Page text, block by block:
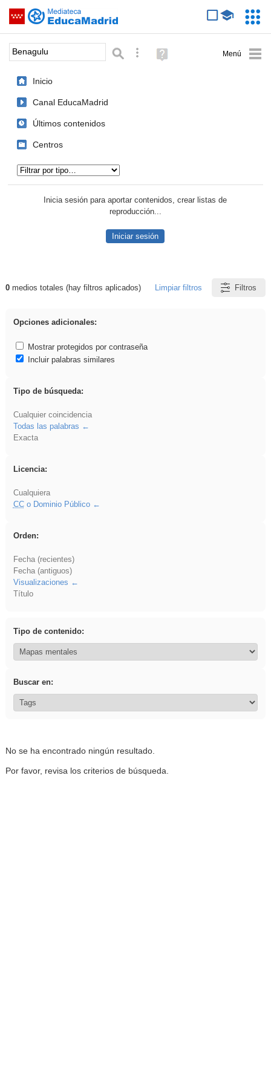
Saltar navegación
Palabra o frase: Búsqueda avanzada
Ayuda
(en
Inicio
Canal EducaMadrid
Últimos contenidos
Centros
Inicia sesión para aportar contenidos, crear listas de
reproducción...
Iniciar sesión
Resultados de: Benagulu
0medios totales (hay filtros aplicados) Limpiar filtros Filtros
Opciones adicionales:
Mostrar protegidos por contraseña
Incluir palabras similares
Tipo de búsqueda:
Cualquier coincidencia
Todas las palabras
Exacta
Licencia:
Cualquiera
CCo Dominio Público
Orden:
Fecha (recientes)
Fecha (antiguos)
Visualizaciones
Título
Tipo de contenido:
Buscar en:
No se ha encontrado ningún resultado.
Por favor, revisa los criterios de búsqueda.